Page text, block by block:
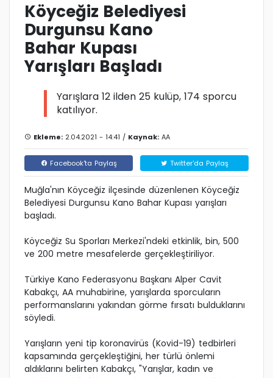
Köyceğiz Belediyesi
Durgunsu Kano
Bahar Kupası
Yarışları Başladı
Yarışlara 12 ilden 25 kulüp, 174 sporcu
katılıyor.
Ekleme: 2.04.2021 - 14:41 / Kaynak: AA
Facebook'ta Paylaş Twitter'da Paylaş
Muğla'nın Köyceğiz ilçesinde düzenlenen Köyceğiz
Belediyesi Durgunsu Kano Bahar Kupası yarışları
başladı.
Köyceğiz Su Sporları Merkezi'ndeki etkinlik, bin, 500
ve 200 metre mesafelerde gerçekleştiriliyor.
Türkiye Kano Federasyonu Başkanı Alper Cavit
Kabakçı, AA muhabirine, yarışlarda sporcuların
performanslarını yakından görme fırsatı bulduklarını
söyledi.
Yarışların yeni tip koronavirüs (Kovid-19) tedbirleri
kapsamında gerçekleştiğini, her türlü önlemi
aldıklarını belirten Kabakçı, "Yarışlar, kadın ve